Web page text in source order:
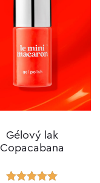
Gélový lak
Copacabana